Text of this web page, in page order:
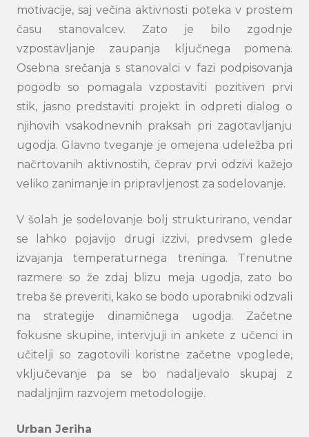
motivacije, saj večina aktivnosti poteka v prostem
času stanovalcev. Zato je bilo zgodnje
vzpostavljanje zaupanja ključnega pomena.
Osebna srečanja s stanovalci v fazi podpisovanja
pogodb so pomagala vzpostaviti pozitiven prvi
stik, jasno predstaviti projekt in odpreti dialog o
njihovih vsakodnevnih praksah pri zagotavljanju
ugodja. Glavno tveganje je omejena udeležba pri
načrtovanih aktivnostih, čeprav prvi odzivi kažejo
veliko zanimanje in pripravljenost za sodelovanje.
V šolah je sodelovanje bolj strukturirano, vendar
se lahko pojavijo drugi izzivi, predvsem glede
izvajanja temperaturnega treninga. Trenutne
razmere so že zdaj blizu meja ugodja, zato bo
treba še preveriti, kako se bodo uporabniki odzvali
na strategije dinamičnega ugodja. Začetne
fokusne skupine, intervjuji in ankete z učenci in
učitelji so zagotovili koristne začetne vpoglede,
vključevanje pa se bo nadaljevalo skupaj z
nadaljnjim razvojem metodologije.
Urban Jeriha